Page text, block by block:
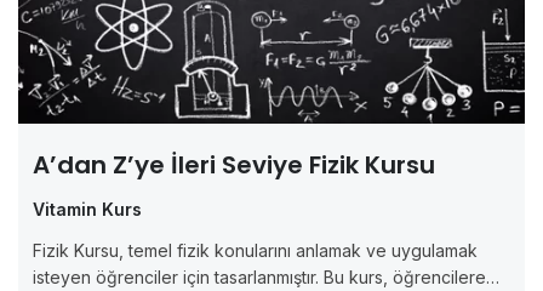
A’dan Z’ye İleri Seviye Fizik Kursu
Vitamin Kurs
Fizik Kursu, temel fizik konularını anlamak ve uygulamak
isteyen öğrenciler için tasarlanmıştır. Bu kurs, öğrencilere